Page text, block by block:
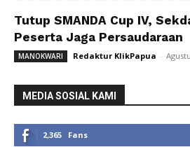
Tutup SMANDA Cup IV,
Peserta Jaga Persaudaraan
MANOKWARI Redaktur KlikPapua -
MEDIA SOSIAL KAMI
2,365 Fans